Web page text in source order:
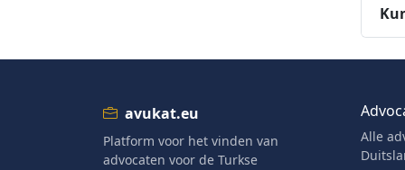
avukat.eu
Platform voor het vinden van
advocaten voor de Turkse
Alle